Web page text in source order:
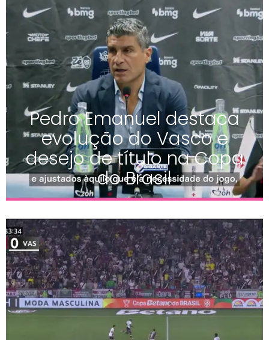
Pedro Emanuel destaca
evolução do Vasco e
desejo de título na Copa
do Brasil